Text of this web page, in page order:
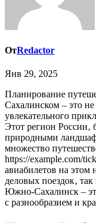
ОтRedactor
Янв 29, 2025
Планирование путешествия между Владивостоком и Южно-
Сахалинском – это не
увлекательного
Этот регион России‚
природными
множество
https://example.com/
авиабилетов на этом
деловых поездок‚
Южно-Сахалинск –
с разнообразием и